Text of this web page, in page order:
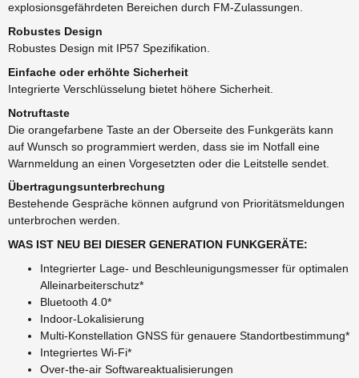
explosionsgefährdeten Bereichen durch FM-Zulassungen.
Robustes Design
Robustes Design mit IP57 Spezifikation.
Einfache oder erhöhte Sicherheit
Integrierte Verschlüsselung bietet höhere Sicherheit.
Notruftaste
Die orangefarbene Taste an der Oberseite des Funkgeräts kann
auf Wunsch so programmiert werden, dass sie im Notfall eine
Warnmeldung an einen Vorgesetzten oder die Leitstelle sendet.
Übertragungsunterbrechung
Bestehende Gespräche können aufgrund von Prioritätsmeldungen
unterbrochen werden.
WAS IST NEU BEI DIESER GENERATION FUNKGERÄTE:
Integrierter Lage- und Beschleunigungsmesser für optimalen
Alleinarbeiterschutz*
Bluetooth 4.0*
Indoor-Lokalisierung
Multi-Konstellation GNSS für genauere Standortbestimmung*
Integriertes Wi-Fi*
Over-the-air Softwareaktualisierungen